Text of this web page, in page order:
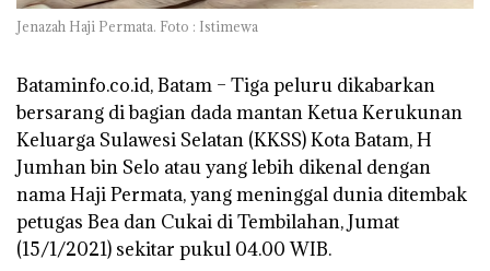
Jenazah Haji Permata. Foto : Istimewa
Bataminfo.co.id, Batam – Tiga peluru dikabarkan
bersarang di bagian dada mantan Ketua Kerukunan
Keluarga Sulawesi Selatan (KKSS) Kota Batam, H
Jumhan bin Selo atau yang lebih dikenal dengan
nama Haji Permata, yang meninggal dunia ditembak
petugas Bea dan Cukai di Tembilahan, Jumat
(15/1/2021) sekitar pukul 04.00 WIB.